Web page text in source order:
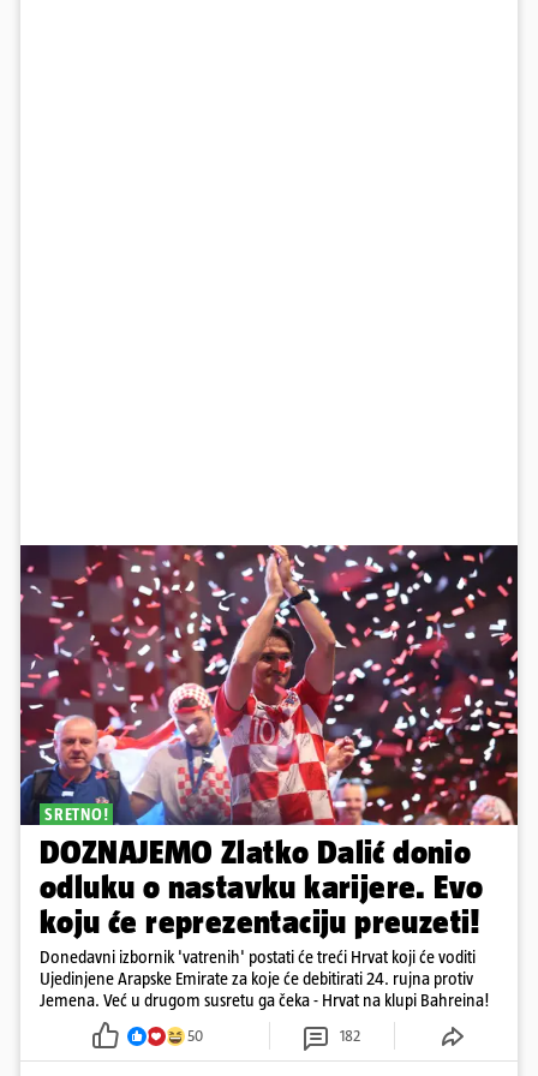
SRETNO!
DOZNAJEMO Zlatko Dalić donio
odluku o nastavku karijere. Evo
koju će reprezentaciju preuzeti!
Donedavni izbornik 'vatrenih' postati će treći Hrvat koji će voditi
Ujedinjene Arapske Emirate za koje će debitirati 24. rujna protiv
Jemena. Već u drugom susretu ga čeka - Hrvat na klupi Bahreina!
50 182